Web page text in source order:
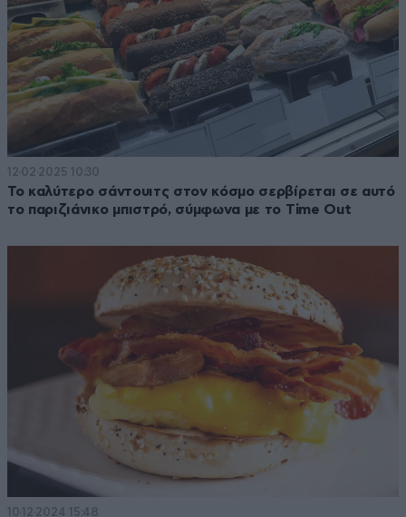
12·02·2025 10:30
Το καλύτερο σάντουιτς στον κόσμο σερβίρεται σε αυτό
το παριζιάνικο μπιστρό, σύμφωνα με το Time Out
10·12·2024 15:48